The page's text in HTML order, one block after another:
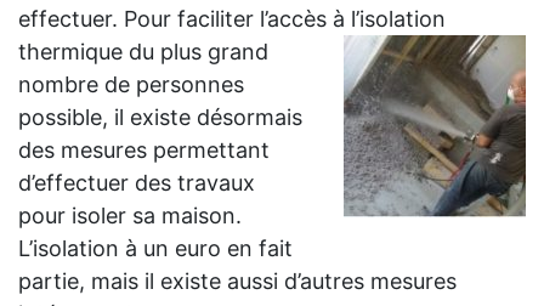
effectuer. Pour faciliter l’accès à l’isolation
thermique du plus grand
nombre de personnes
possible, il existe désormais
des mesures permettant
d’effectuer des travaux
pour isoler sa maison.
L’isolation à un euro en fait
partie, mais il existe aussi d’autres mesures